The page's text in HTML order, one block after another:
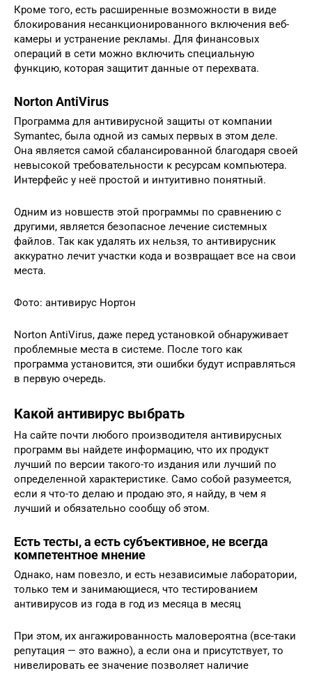
Кроме того, есть расширенные возможности в виде
блокирования несанкционированного включения веб-
камеры и устранение рекламы. Для финансовых
операций в сети можно включить специальную
функцию, которая защитит данные от перехвата.
Norton AntiVirus
Программа для антивирусной защиты от компании
Symantec, была одной из самых первых в этом деле.
Она является самой сбалансированной благодаря своей
невысокой требовательности к ресурсам компьютера.
Интерфейс у неё простой и интуитивно понятный.
Одним из новшеств этой программы по сравнению с
другими, является безопасное лечение системных
файлов. Так как удалять их нельзя, то антивирусник
аккуратно лечит участки кода и возвращает все на свои
места.
Фото: антивирус Нортон
Norton AntiVirus, даже перед установкой обнаруживает
проблемные места в системе. После того как
программа установится, эти ошибки будут исправляться
в первую очередь.
Какой антивирус выбрать
На сайте почти любого производителя антивирусных
программ вы найдете информацию, что их продукт
лучший по версии такого-то издания или лучший по
определенной характеристике. Само собой разумеется,
если я что-то делаю и продаю это, я найду, в чем я
лучший и обязательно сообщу об этом.
Есть тесты, а есть субъективное, не всегда
компетентное мнение
Однако, нам повезло, и есть независимые лаборатории,
только тем и занимающиеся, что тестированием
антивирусов из года в год из месяца в месяц
При этом, их ангажированность маловероятна (все-таки
репутация — это важно), а если она и присутствует, то
нивелировать ее значение позволяет наличие